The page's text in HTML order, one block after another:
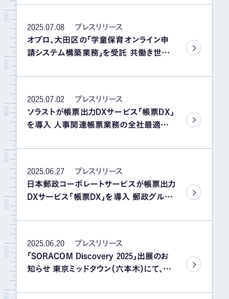
化を目指す
2025.07.08
プレスリリース
オプロ、大田区の「学童保育オンライン申
請システム構築業務」を受託 共働き世帯
環境の利便性向上を目指す
2025.07.02
プレスリリース
ソラストが帳票出力DXサービス「帳票DX」
を導入 人事関連帳票業務の全社最適によ
2025.06.27
プレスリリース
日本郵政コーポレートサービスが帳票出力
DXサービス「帳票DX」を導入 郵政グルー
クセスにも対応
2025.06.20
プレスリリース
「SORACOM Discovery 2025」出展のお
知らせ 東京ミッドタウン（六本木）にて、